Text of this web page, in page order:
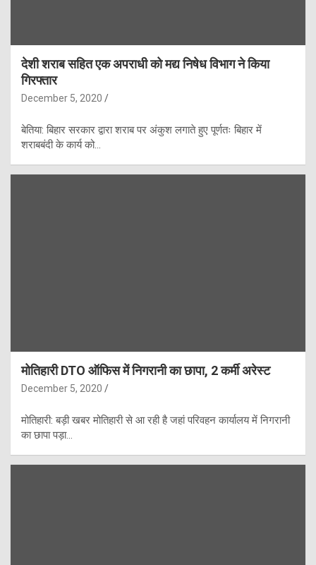
देशी शराब सहित एक अपराधी को मद्य निषेध विभाग ने किया
गिरफ्तार
December 5, 2020
बेतिया: बिहार सरकार द्वारा शराब पर अंकुश लगाते हुए पूर्णतः बिहार में
शराबबंदी के कार्य को…
मोतिहारी DTO ऑफिस में निगरानी का छापा, 2 कर्मी अरेस्ट
December 5, 2020
मोतिहारी: बड़ी खबर मोतिहारी से आ रही है जहां परिवहन कार्यालय में निगरानी
का छापा पड़ा…